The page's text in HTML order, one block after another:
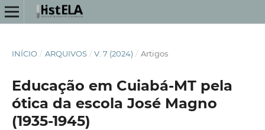
INÍCIO / ARQUIVOS / V. 7 (2024) / Artigos
Educação em Cuiabá-MT pela
ótica da escola José Magno
(1935-1945)